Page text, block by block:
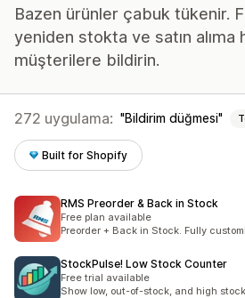
Bazen ürünler çabuk tükenir.
yeniden stokta ve satın alıma
müşterilere bildirin.
272 uygulama: Bildirim düğmesi
Built for Shopify
RMS Preorder & Back in Stock
Free plan available
Preorder + Back in Stock. Fully
StockPulse! Low Stock Counter
Free trial available
Show low, out-of-stock, and high